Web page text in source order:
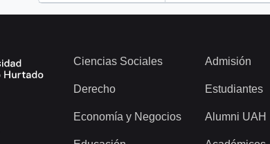
Ciencias Sociales
Derecho
Economía y Negocios
Admisión
Estudiantes
Alumni UAH